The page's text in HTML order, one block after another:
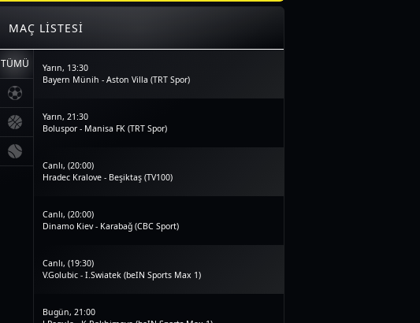
MAÇ LISTESI
TÜMÜ
Yarın, 13:30
Bayern Münih - Aston Villa (TRT Spor)
Yarın, 21:30
Boluspor - Manisa FK (TRT Spor)
Canlı, (20:00)
Hradec Kralove - Beşiktaş (TV100)
Canlı, (20:00)
Dinamo Kiev - Karabağ (CBC Sport)
Canlı, (19:30)
V.Golubic - I.Swiatek (beIN Sports Max 1)
Bugün, 21:00